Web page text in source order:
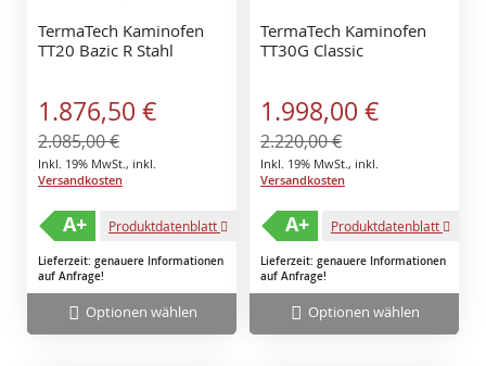
TermaTech Kaminofen
TT20 Bazic R Stahl
Sonderangebot
1.876,50 €
2.085,00 €
Inkl. 19% MwSt. , inkl.
Versandkosten
Produktdatenblatt
A+
Lieferzeit: genauere Informationen
auf Anfrage!
Optionen wählen
TermaTech Kaminofen
TT30G Classic
Sonderangebot
1.998,00 €
2.220,00 €
Inkl. 19% MwSt. , inkl.
Versandkosten
Produktdatenblatt
A+
Lieferzeit: genauere Informationen
auf Anfrage!
Optionen wählen